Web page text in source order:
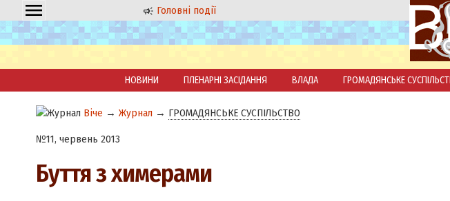
Головні події
НОВИНИ ПЛЕНАРНІ ЗАСІДАННЯ ВЛАДА ГРОМАДЯНСЬКЕ
Віче → Журнал → ГРОМАДЯНСЬКЕ СУСПІЛЬСТВО
№11, червень 2013
Буття з химерами